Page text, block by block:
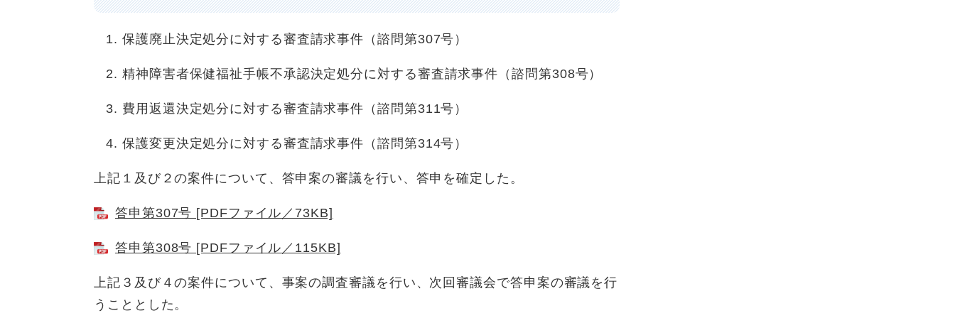
保護廃止決定処分に対する審査請求事件（諮問第307号）
精神障害者保健福祉手帳不承認決定処分に対する審査請求事件（諮問第308号）
費用返還決定処分に対する審査請求事件（諮問第311号）
保護変更決定処分に対する審査請求事件（諮問第314号）
上記１及び２の案件について、答申案の審議を行い、答申を確定した。
答申第307号 [PDFファイル／73KB]
答申第308号 [PDFファイル／115KB]
上記３及び４の案件について、事案の調査審議を行い、次回審議会で答申案の審議を行
うこととした。